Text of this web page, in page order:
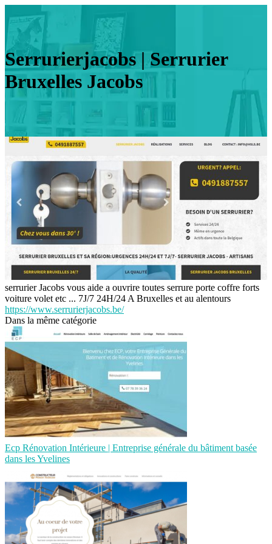
Ser­rurier­ja­cobs | Serrurier
Bruxelles Jacobs
serrurier Jacobs vous aide a ouvrire toutes serrure porte coffre forts
voiture volet etc ... 7J/7 24H/24 A Bruxelles et au alentours
https://www.serrurierjacobs.be/
Dans la même catégorie
Ecp Rénovation Intérieure | Entreprise générale du bâtiment basée
dans les Yvelines